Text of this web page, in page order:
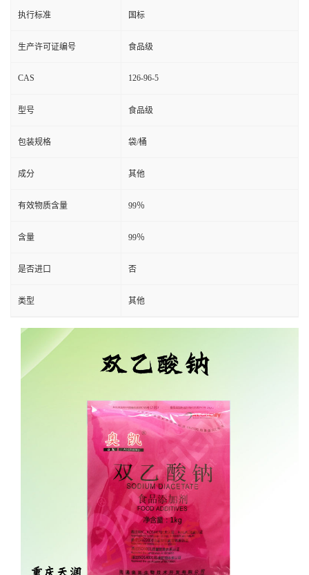
执行标准 国标
生产许可证编号 食品级
CAS 126-96-5
型号 食品级
包装规格 袋/桶
成分 其他
有效物质含量 99％
含量 99％
是否进口 否
类型 其他